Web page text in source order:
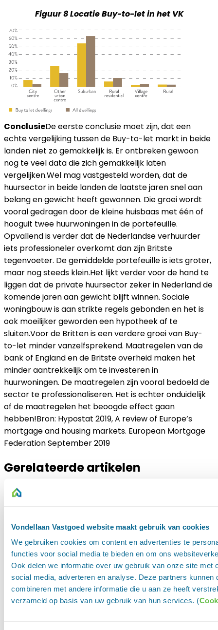
Vondellaan Vastgoed website maakt gebruik van cookies
We gebruiken cookies om content en advertenties te
functies voor social media te bieden en om ons
Ook delen we informatie over uw gebruik van onze site met
social media, adverteren en analyse. Deze partners kunnen
combineren met andere informatie die u aan ze heeft
verzameld op basis van uw gebruik van hun services. (
Figuur 8 Locatie Buy-to-let in het VK
ConclusieDe eerste conclusie moet zijn, dat een
echte vergelijking tussen de Buy-to-let markt in beide
landen niet zo gemakkelijk is. Er ontbreken gewoon
nog te veel data die zich gemakkelijk laten
vergelijken.Wel mag vastgesteld worden, dat de
huursector in beide landen de laatste jaren snel aan
belang en gewicht heeft gewonnen. Die groei wordt
vooral gedragen door de kleine huisbaas met één of
hooguit twee huurwoningen in de portefeuille.
Opvallend is verder dat de Nederlandse verhuurder
iets professioneler overkomt dan zijn Britste
tegenvoeter. De gemiddelde portefeuille is iets groter,
maar nog steeds klein.Het lijkt verder voor de hand te
liggen dat de private huursector zeker in Nederland de
komende jaren aan gewicht blijft winnen. Sociale
woningbouw is aan strikte regels gebonden en het is
ook moeilijker geworden een hypotheek af te
sluiten.Voor de Britten is een verdere groei van Buy-
to-let minder vanzelfsprekend. Maatregelen van de
bank of England en de Britste overheid maken het
minder aantrekkelijk om te investeren in
huurwoningen. De maatregelen zijn vooral bedoeld de
sector te professionaliseren. Het is echter onduidelijk
of de maatregelen het beoogde effect gaan
hebben!Bron: Hypostat 2019, A review of Europe’s
mortgage and housing markets. European Mortgage
Federation September 2019
Gerelateerde artikelen